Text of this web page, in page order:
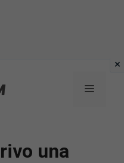
Menu
una